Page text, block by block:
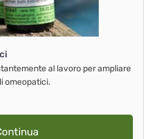
al lavoro per ampliare
omeopatici.